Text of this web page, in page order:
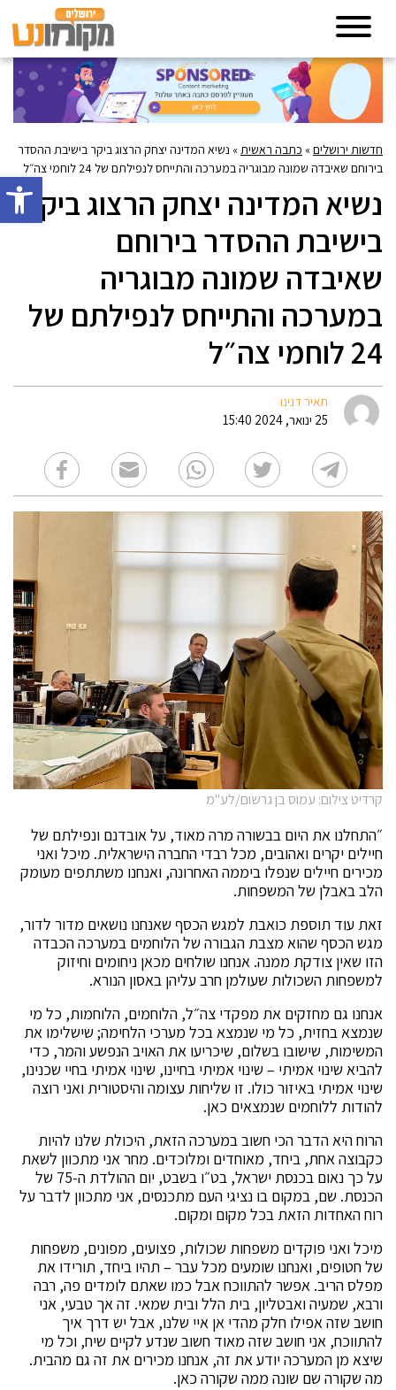
פתח
חדשות ירושלים» כתבה ראשית» נשיא המדינה יצחק הרצוג ביקר בישיבת ההסדר
בירוחם שאיבדה שמונה מבוגריה במערכה והתייחס לנפילתם של 24 לוחמי צה״ל
נשיא המדינה יצחק הרצוג ביקר
בישיבת ההסדר בירוחם
שאיבדה שמונה מבוגריה
במערכה והתייחס לנפילתם של
24 לוחמי צה״ל
תאיר דנינו
25 ינואר, 2024 15:40
קרדיט צילום: עמוס בן גרשום/לע"מ
״התחלנו את היום בבשורה מרה מאוד, על אובדנם ונפילתם של
חיילים יקרים ואהובים, מכל רבדי החברה הישראלית. מיכל ואני
מכירים חיילים שנפלו ביממה האחרונה, ואנחנו משתתפים מעומק
הלב באבלן של המשפחות.
זאת עוד תוספת כואבת למגש הכסף שאנחנו נושאים מדור לדור,
מגש הכסף שהוא מצבת הגבורה של הלוחמים במערכה הכבדה
הזו שאין צודקת ממנה. אנחנו שולחים מכאן ניחומים וחיזוק
למשפחות השכולות שעולמן חרב עליהן באסון הנורא.
אנחנו גם מחזקים את מפקדי צה״ל, הלוחמים, הלוחמות, כל מי
שנמצא בחזית, כל מי שנמצא בכל מערכי הלחימה; שישלימו את
המשימות, שישובו בשלום, שיכריעו את האויב הנפשע והמר, כדי
להביא שינוי אמיתי – שינוי אמיתי בחיינו, שינוי אמיתי בחיי שכנינו,
שינוי אמיתי באיזור כולו. זו שליחות עצומה והיסטורית ואני רוצה
להודות ללוחמים שנמצאים כאן.
הרוח היא הדבר הכי חשוב במערכה הזאת, היכולת שלנו להיות
כקבוצה אחת, ביחד, מאוחדים ומלוכדים. מחר אני מתכוון לשאת
על כך נאום בכנסת ישראל, בט״ו בשבט, יום ההולדת ה-75 של
הכנסת. שם, במקום בו נציגי העם מתכנסים, אני מתכוון לדבר על
רוח האחדות הזאת בכל מקום ומקום.
מיכל ואני פוקדים משפחות שכולות, פצועים, מפונים, משפחות
של חטופים, ואנחנו שומעים מכל עבר – תהיו ביחד, תורידו את
מפלס הריב. אפשר להתווכח אבל כמו שאתם לומדים פה, רבה
ורבא, שמעיה ואבטליון, בית הלל ובית שמאי. זה אך טבעי, אני
חושב שזה אפילו חלק מהדי אן איי שלנו, אבל יש דרך איך
להתווכח, אני חושב שזה מאוד חשוב שנדע לקיים שיח, וכל מי
שיצא מן המערכה יודע את זה, אנחנו מכירים את זה גם מהבית.
מה שקורה שם שונה ממה שקורה כאן.